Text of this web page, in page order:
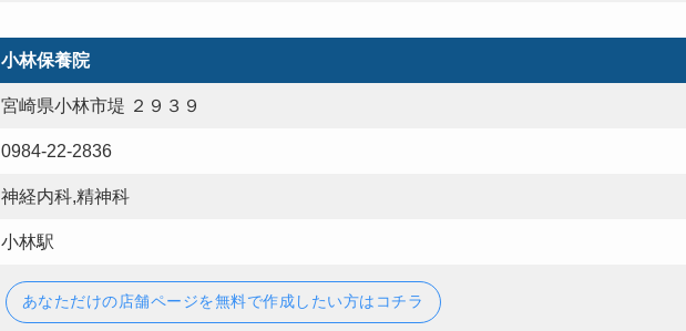
小林保養院
宮崎県小林市堤 ２９３９
0984-22-2836
神経内科,精神科
小林駅
あなただけの店舗ページを無料で作成したい方はコチラ